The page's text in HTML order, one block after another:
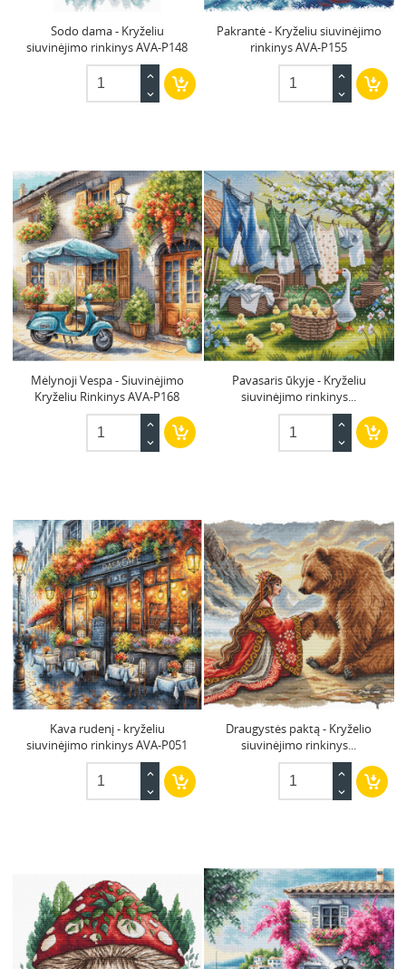
Sodo dama - Kryželiu
siuvinėjimo rinkinys AVA-P148
Pakrantė - Kryželiu siuvinėjimo
rinkinys AVA-P155
Mėlynoji Vespa - Siuvinėjimo
Kryželiu Rinkinys AVA-P168
Pavasaris ūkyje - Kryželiu
siuvinėjimo rinkinys...
Kava rudenį - kryželiu
siuvinėjimo rinkinys AVA-P051
Draugystės paktą - Kryželio
siuvinėjimo rinkinys...